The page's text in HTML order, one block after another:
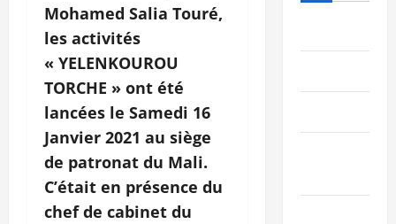
Mohamed Salia Touré,
les activités
« YELENKOUROU
TORCHE » ont été
lancées le Samedi 16
Janvier 2021 au siège
de patronat du Mali.
C’était en présence du
chef de cabinet du